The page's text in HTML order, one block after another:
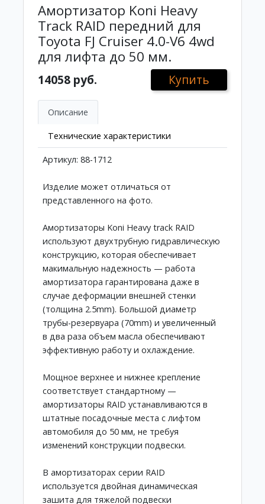
Амортизатор Koni Heavy
Track RAID передний для
Toyota FJ Cruiser 4.0-V6 4wd
для лифта до 50 мм.
14058 руб. Купить
Описание
Технические характеристики
Артикул: 88-1712
Изделие может отличаться от
представленного на фото.
Амортизаторы Koni Heavy track RAID
используют двухтрубную гидравлическую
конструкцию, которая обеспечивает
макимальную надежность — работа
амортизатора гарантирована даже в
случае деформации внешней стенки
(толщина 2.5mm). Большой диаметр
трубы-резервуара (70mm) и увеличенный
в два раза объем масла обеспечивают
эффективную работу и охлаждение.
Мощное верхнее и нижнее крепление
соответствует стандартному —
амортизаторы RAID устанавливаются в
штатные посадочные места с лифтом
автомобиля до 50 мм, не требуя
изменений конструкции подвески.
В амортизаторах серии RAID
используется двойная динамическая
зашита для тяжелой подвески